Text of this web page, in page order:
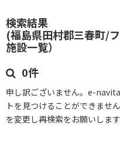
検索結果
(福島県田村郡三春町/
施設一覧）
0件
申し訳ございません。e-
トを見つけることができませ
を変更し再検索をお願いします